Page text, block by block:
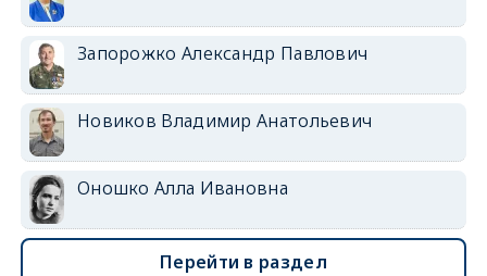
Запорожко Александр Павлович
Новиков Владимир Анатольевич
Оношко Алла Ивановна
Перейти в раздел